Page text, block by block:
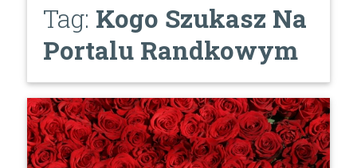
Tag: Kogo Szukasz Na
Portalu Randkowym